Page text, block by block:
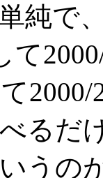
純で
て
るだ
うの